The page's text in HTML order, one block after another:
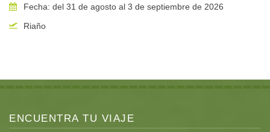
Comidas
Fecha: del 31 de agosto al 3 de septiembre de 2026
Riaño
ENCUENTRA TU VIAJE